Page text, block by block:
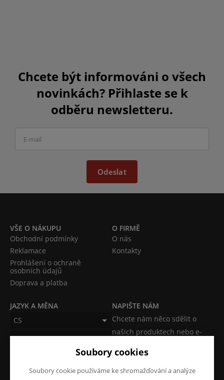
Chcete být informováni o všech
novinkách? Přihlaste se k
odběru newsletteru.
Odeslat
VŠE O NÁKUPU
Obchodní podmínky
Reklamace
Prohlášení o ochraně
osobních údajů
Doprava a platba
O FIRMĚ
O nás
Kontakty
JAZYK A MĚNA
CS
EUR (EUR)
NAPIŠTE NÁM
Chcete nám něco sdělit o
našich produktech nebo e-
Soubory cookies
Soubory cookie používáme ke shromažďování a analýze